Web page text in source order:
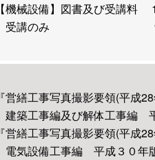
【機械設備】図書及び受講料
受講のみ 9,000
『営繕工事写真撮影要領(平成
建築工事編及び解体工事編
『営繕工事写真撮影要領(平成
電気設備工事編 平成３０年